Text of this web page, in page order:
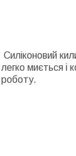
Силіконовий
легко миється і
роботу.